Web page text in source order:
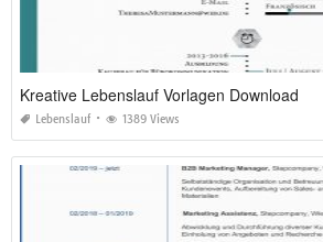
Kreative Lebenslauf Vorlagen Download
Lebenslauf 1389 Views